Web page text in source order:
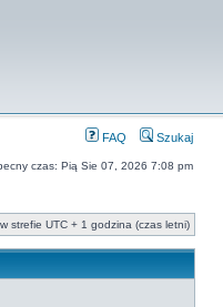
FAQ Szukaj
czas: Pią Sie 07, 2026 7:08 pm
strefie UTC + 1 godzina (czas letni)